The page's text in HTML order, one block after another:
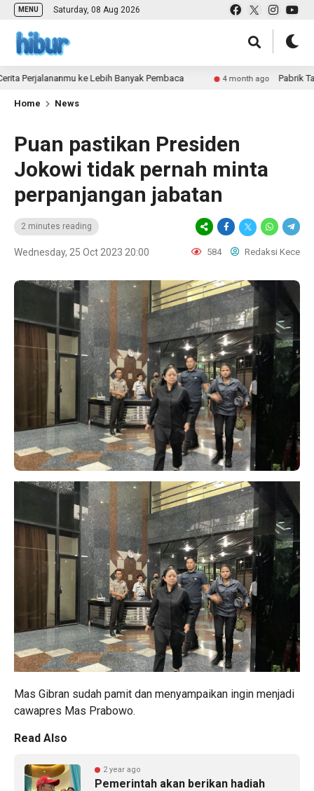
MENU Saturday, 08 Aug 2026
ke Lebih Banyak Pembaca 4 month ago Pabrik Tas untuk
Home News
Puan pastikan Presiden
Jokowi tidak pernah minta
perpanjangan jabatan
2 minutes reading
Wednesday, 25 Oct 2023 20:00 584 Redaksi Kece
Mas Gibran sudah pamit dan menyampaikan ingin menjadi
cawapres Mas Prabowo.
Read Also
2 year ago
Pemerintah akan berikan hadiah